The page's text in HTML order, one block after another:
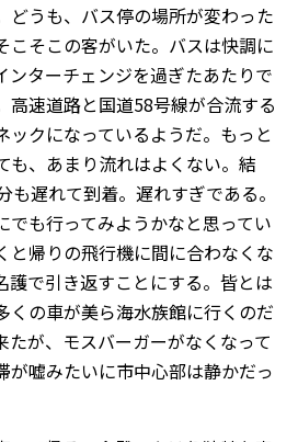
どうも、バス停の場所が変わった
こそこの客がいた。バスは快調に
ンターチェンジを過ぎたあたりで
高速道路と国道58号線が合流する
ックになっているようだ。もっと
も、あまり流れはよくない。結
遅れて到着。遅れすぎである。
でも行ってみようかなと思ってい
と帰りの飛行機に間に合わなくな
護で引き返すことにする。皆とは
くの車が美ら海水族館に行くのだ
たが、モスバーガーがなくなって
が嘘みたいに市中心部は静かだっ